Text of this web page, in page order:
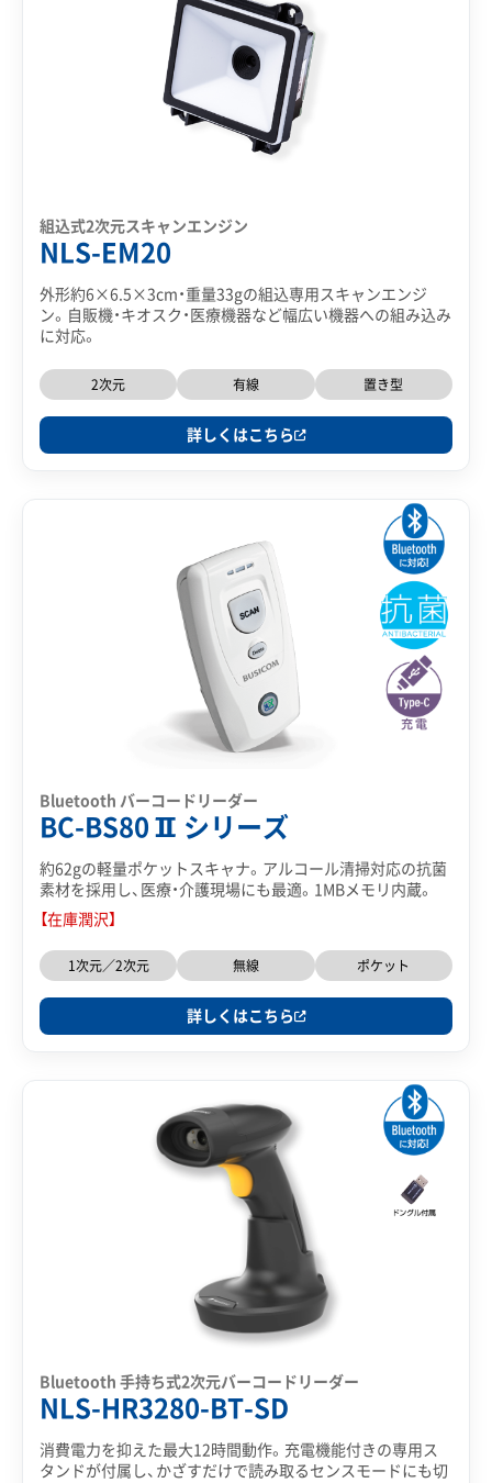
NLS-EM20
組込式2次元スキャンエンジン
外形約6×6.5×3cm・重量33gの組込専用スキャンエンジ
ン。自販機・キオスク・医療機器など幅広い機器への組み込み
に対応。
2次元 有線 置き型
詳しくはこちら
BC-BS80Ⅱシリーズ
Bluetooth バーコードリーダー
約62gの軽量ポケットスキャナ。アルコール清掃対応の抗菌
素材を採用し、医療・介護現場にも最適。1MBメモリ内蔵。
【在庫潤沢】
1次元／2次元 無線 ポケット
詳しくはこちら
NLS-HR3280-BT-SD
Bluetooth 手持ち式2次元バーコードリーダー
消費電力を抑えた最大12時間動作。充電機能付きの専用ス
タンドが付属し、かざすだけで読み取るセンスモードにも切